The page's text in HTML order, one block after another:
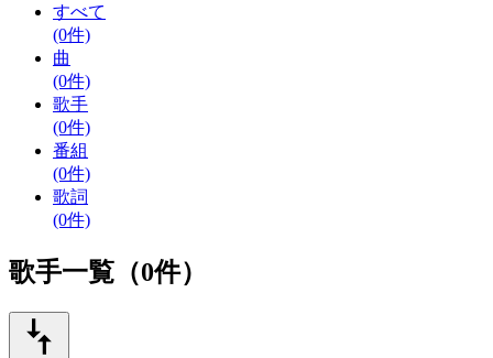
すべて
(0件)
曲
(0件)
歌手
(0件)
番組
(0件)
歌詞
(0件)
歌手一覧（0件）